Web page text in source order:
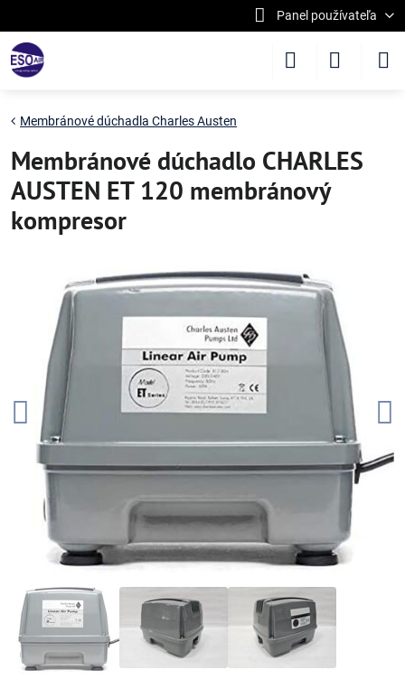
Panel používateľa
Membránové dúchadla Charles Austen
Membránové dúchadlo CHARLES
AUSTEN ET 120 membránový
kompresor